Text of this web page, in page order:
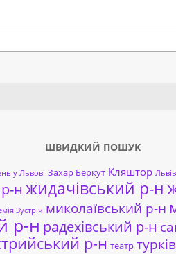
ШВИДКИЙ ПОШУК
у Львові Захар Беркут Кляштор Львів
н жидачівський р-н
Зустріч миколаївський р-н
р-н радехівський р-н
р-н театр